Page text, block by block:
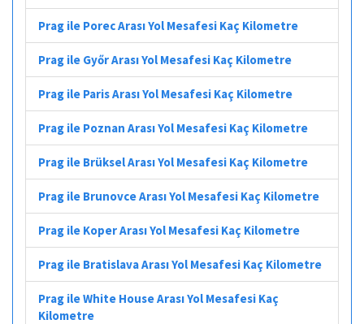
Prag ile Porec Arası Yol Mesafesi Kaç Kilometre
Prag ile Győr Arası Yol Mesafesi Kaç Kilometre
Prag ile Paris Arası Yol Mesafesi Kaç Kilometre
Prag ile Poznan Arası Yol Mesafesi Kaç Kilometre
Prag ile Brüksel Arası Yol Mesafesi Kaç Kilometre
Prag ile Brunovce Arası Yol Mesafesi Kaç Kilometre
Prag ile Koper Arası Yol Mesafesi Kaç Kilometre
Prag ile Bratislava Arası Yol Mesafesi Kaç Kilometre
Prag ile White House Arası Yol Mesafesi Kaç
Kilometre